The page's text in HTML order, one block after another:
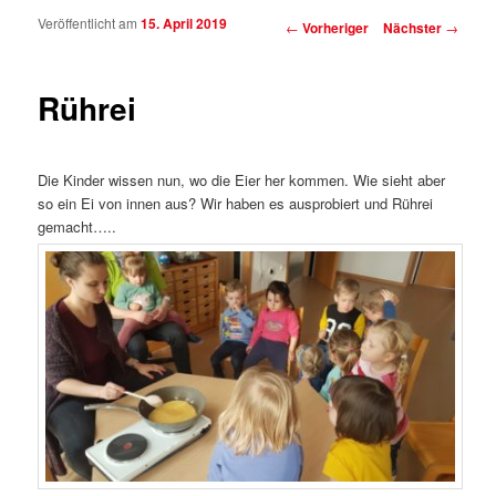
Beitragsnavigation
← Vorheriger Nächster →
Rührei
Veröffentlicht am15. April 2019
Die Kinder wissen nun, wo die Eier her kommen. Wie sieht aber
so ein Ei von innen aus? Wir haben es ausprobiert und Rührei
gemacht…..